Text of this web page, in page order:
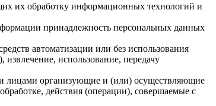
их обработку информационных технологий и
принадлежность персональных данных
автоматизации или без использования
использование, передачу
лицами организующие и (или) осуществляющие
действия (операции), совершаемые с